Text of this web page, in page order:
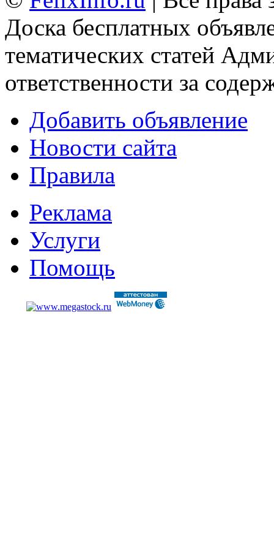
Доска бесплатных
тематических статей
ответственности за
Добавить объявление
Новости сайта
Правила
Реклама
Услуги
Помощь